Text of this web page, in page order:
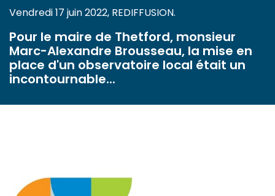
Vendredi 17 juin 2022, REDIFFUSION.
Pour le maire de Thetford, monsieur
Marc-Alexandre Brousseau, la mise en
place d'un observatoire local était un
incontournable...